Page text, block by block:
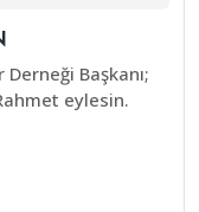
Başkanı;
eylesin.